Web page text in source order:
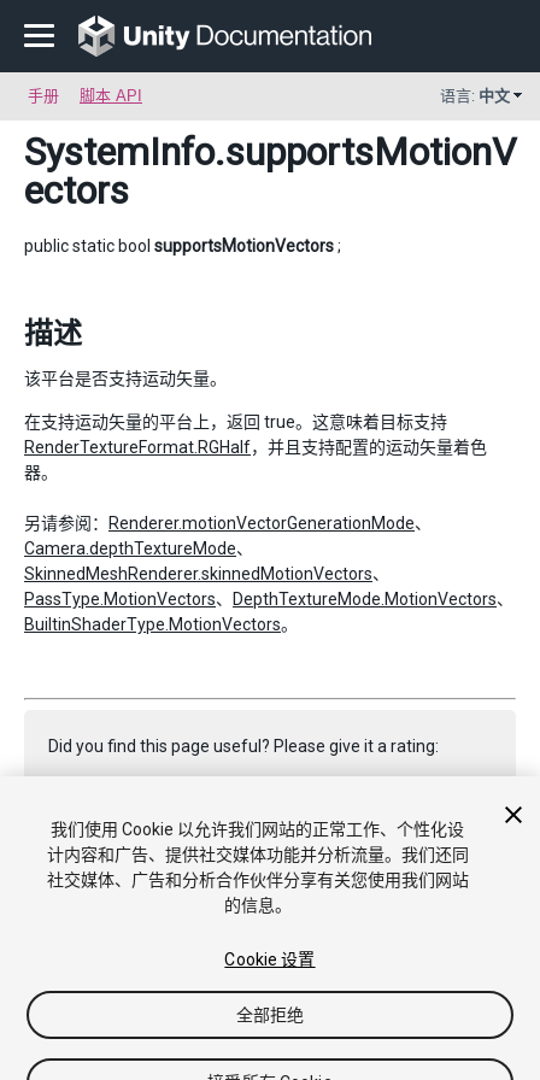
手册 脚本 API 语言: 中文
SystemInfo.supportsMotionV
ectors
public static bool supportsMotionVectors;
描述
该平台是否支持运动矢量。
在支持运动矢量的平台上，返回 true。这意味着目标支持
RenderTextureFormat.RGHalf，并且支持配置的运动矢量着色
器。
另请参阅： Renderer.motionVectorGenerationMode、
Camera.depthTextureMode、
SkinnedMeshRenderer.skinnedMotionVectors、
PassType.MotionVectors、 DepthTextureMode.MotionVectors、
BuiltinShaderType.MotionVectors。
Did you find this page useful? Please give it a rating:
Report a problem on this page
Copyright © 2018 Unity Technologies. Publication 2017.3
法律条款
Cookie 不要出售或分享我的个人信息
我们使用 Cookie 以允许我们网站的正常工作、个性化设
计内容和广告、提供社交媒体功能并分析流量。我们还同
社交媒体、广告和分析合作伙伴分享有关您使用我们网站
的信息。
Cookie 设置
全部拒绝